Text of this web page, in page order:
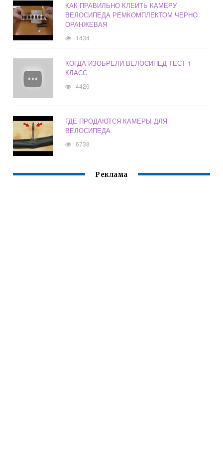
КАК ПРАВИЛЬНО КЛЕИТЬ КАМЕРУ
ВЕЛОСИПЕДА РЕМКОМПЛЕКТОМ ЧЕРНО
ОРАНЖЕВАЯ
1434
КОГДА ИЗОБРЕЛИ ВЕЛОСИПЕД ТЕСТ 1
КЛАСС
4426
ГДЕ ПРОДАЮТСЯ КАМЕРЫ ДЛЯ
ВЕЛОСИПЕДА
6738
Реклама